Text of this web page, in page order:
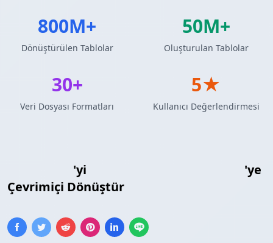
'yi
'ye
Çevrimiçi Dönüştür
800M+
Dönüştürülen Tablolar
50M+
Oluşturulan Tablolar
30+
Veri Dosyası Formatları
5★
Kullanıcı Değerlendirmesi